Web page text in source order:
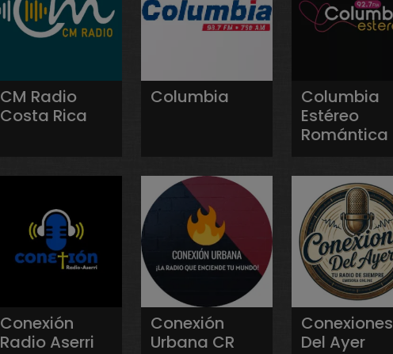
CM Radio
Costa Rica
Columbia
Columbia
Estéreo
Romántica
Conexión
Radio Aserri
Conexión
Urbana CR
Conexiones
Del Ayer